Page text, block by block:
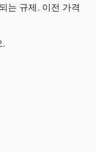
는 규제. 이전 가격
.